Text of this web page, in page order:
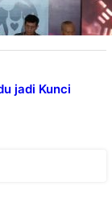
jadi Kunci